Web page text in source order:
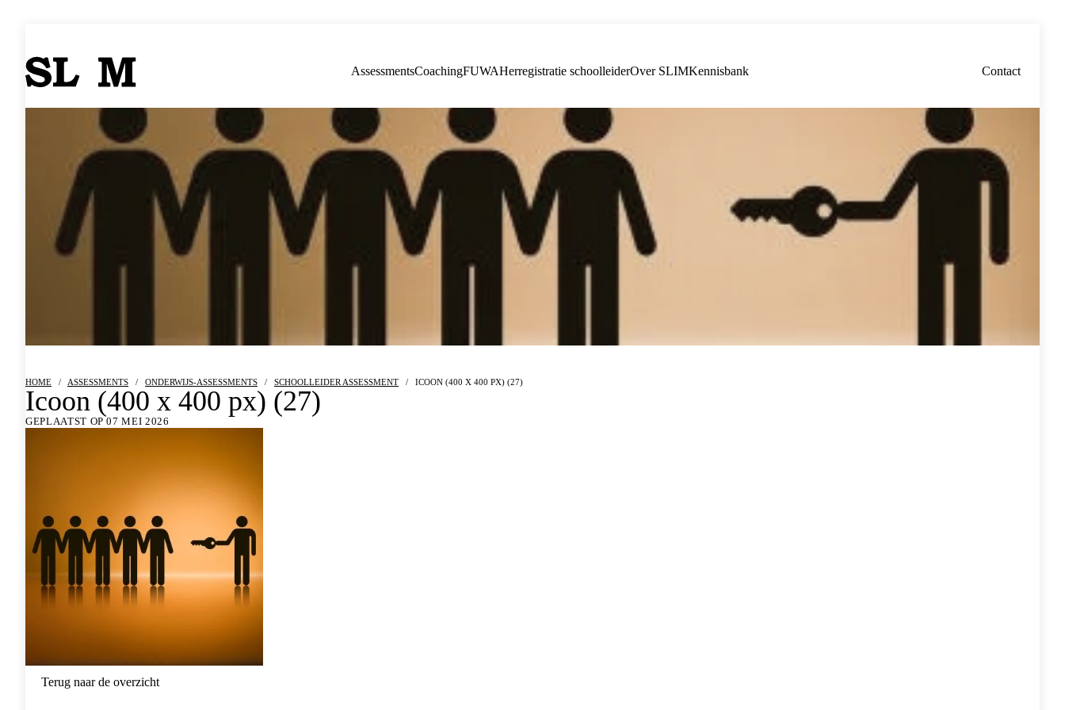
AssessmentsCoachingFUWAHerregistratie schoolleiderOver SLIMKennisbank Contact
HOME / ASSESSMENTS / ONDERWIJS-ASSESSMENTS / SCHOOLLEIDER ASSESSMENT / ICOON (400 X 400 PX) (27)
Icoon (400 x 400 px) (27)
GEPLAATST OP 07 MEI 2026
Terug naar de overzicht